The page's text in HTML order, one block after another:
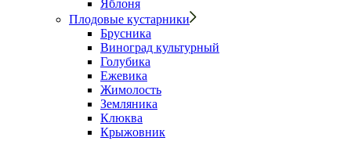
Яблоня
Плодовые кустарники
Брусника
Виноград культурный
Голубика
Ежевика
Жимолость
Земляника
Клюква
Крыжовник